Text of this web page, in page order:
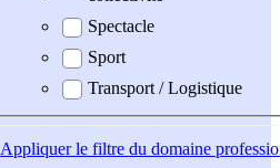
Spectacle
Sport
Transport / Logistique
Appliquerle filtre du domaine